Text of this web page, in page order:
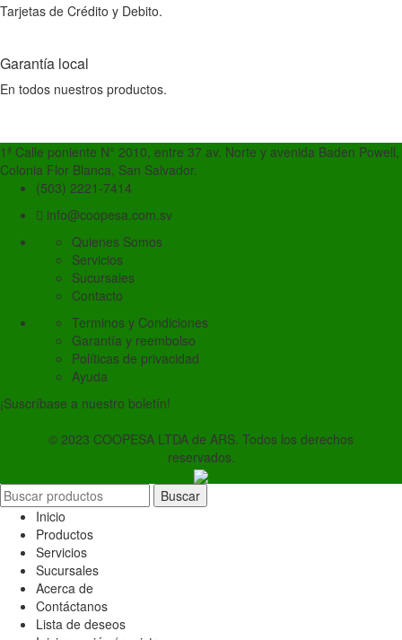
Tarjetas de Crédito y Debito.
Garantía local
En todos nuestros productos.
1ª Calle poniente N° 2010, entre 37 av. Norte y avenida Baden Powell,
Colonia Flor Blanca, San Salvador.
(503) 2221-7414
info@coopesa.com.sv
Quienes Somos
Servicios
Sucursales
Contacto
Terminos y Condiciones
Garantía y reembolso
Políticas de privacidad
Ayuda
¡Suscríbase a nuestro boletín!
© 2023 COOPESA LTDA de ARS. Todos los derechos
reservados.
Buscar
Inicio
Productos
Servicios
Sucursales
Acerca de
Contáctanos
Lista de deseos